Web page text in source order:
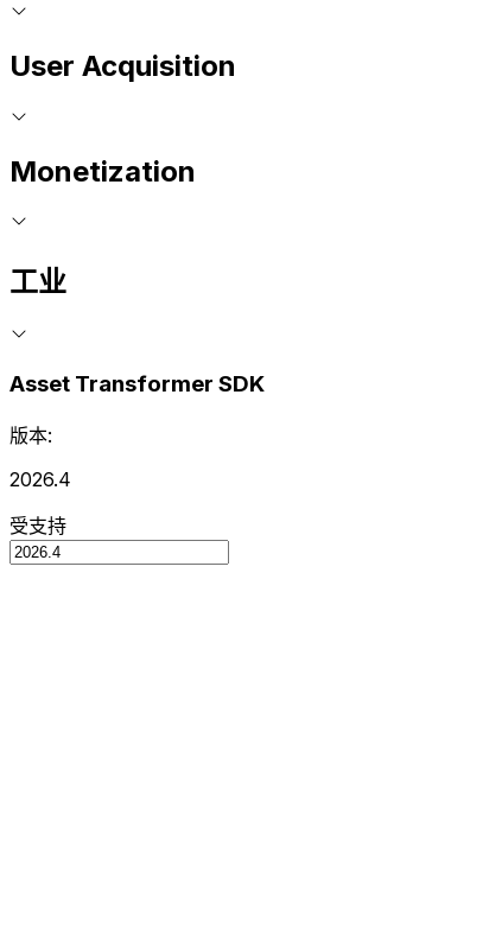
User Acquisition
Monetization
工业
Asset Transformer SDK
版本:
2026.4
受支持